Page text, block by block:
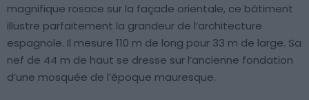
magnifique rosace sur la façade orientale, ce bâtiment
illustre parfaitement la grandeur de l’architecture
espagnole. Il mesure 110 m de long pour 33 m de large. Sa
nef de 44 m de haut se dresse sur l’ancienne fondation
d’une mosquée de l’époque mauresque.